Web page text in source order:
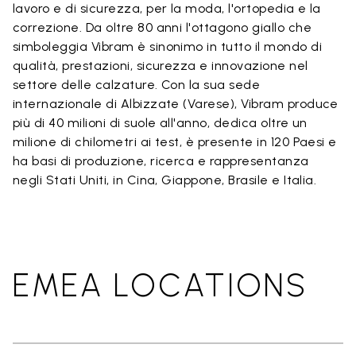
lavoro e di sicurezza, per la moda, l'ortopedia e la
correzione. Da oltre 80 anni l'ottagono giallo che
simboleggia Vibram è sinonimo in tutto il mondo di
qualità, prestazioni, sicurezza e innovazione nel
settore delle calzature. Con la sua sede
internazionale di Albizzate (Varese), Vibram produce
più di 40 milioni di suole all'anno, dedica oltre un
milione di chilometri ai test, è presente in 120 Paesi e
ha basi di produzione, ricerca e rappresentanza
negli Stati Uniti, in Cina, Giappone, Brasile e Italia.
EMEA LOCATIONS